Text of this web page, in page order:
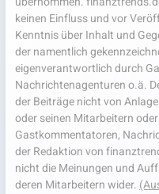
keinen Einfluss und vor
Kenntnis über Inhalt und
der namentlich
eigenverantwortlich durch
Nachrichtenagenturen o.ä.
der Beiträge nicht von
oder seinen Mitarbeitern
Gastkommentatoren,
der Redaktion von
nicht die Meinungen und
deren Mitarbeitern wider.